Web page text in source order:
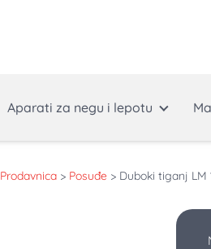
Aparati za negu i lepotu
Prodavnica > Posuđe > Duboki tiganj LM